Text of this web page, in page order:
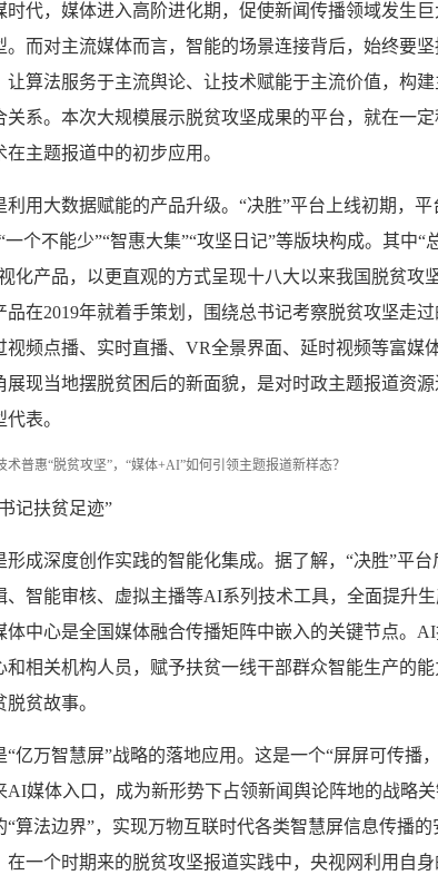
时代，媒体进入高阶进化期，促使新闻传播领域发生
。而对主流媒体而言，智能的场景连接背后，始终要
让算法服务于主流舆论、让技术赋能于主流价值，构
关系。本次大规模展示脱贫攻坚成果的平台，就在一
在主题报道中的初步应用。
利用大数据赋能的产品升级。“决胜”平台上线初期，平
一个不能少”“智惠大集”“攻坚日记”等版块构成。其中“
化产品，以更直观的方式呈现十八大以来我国脱贫攻
品在2019年就着手策划，围绕总书记考察脱贫攻坚走
视频点播、实时直播、VR全景界面、延时视频等富媒
展现当地摆脱贫困后的新面貌，是对时政主题报道资
表。
记扶贫足迹”
形成深度创作实践的智能化集成。据了解，“决胜”平台
、智能审核、虚拟主播等AI系列技术工具，全面提升生
体中心是全国媒体融合传播矩阵中嵌入的关键节点。
和相关机构人员，赋予扶贫一线干部群众智能生产的
贫故事。
“亿万智慧屏”战略的落地应用。这是一个“屏屏可传播
AI媒体入口，成为新形势下占领新闻舆论阵地的战略
“算法边界”，实现万物互联时代各类智慧屏信息传播的
在一个时期来的脱贫攻坚报道实践中，央视网利用自